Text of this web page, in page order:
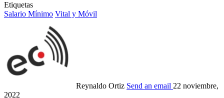
Etiquetas
Salario Mínimo Vital y Móvil
Reynaldo Ortiz Send an email 22 noviembre,
2022